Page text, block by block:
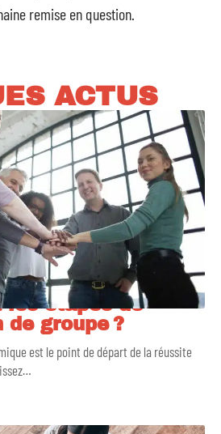
remise en question.
ACTUS
les étapes de
groupe ?
est le point de départ de la réussite
…